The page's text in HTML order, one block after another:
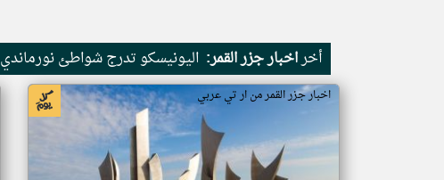
أخراخبار جزر القمر: اليونيسكو تدرج شواطئ
اخبار جزر القمر من ار تي عربي